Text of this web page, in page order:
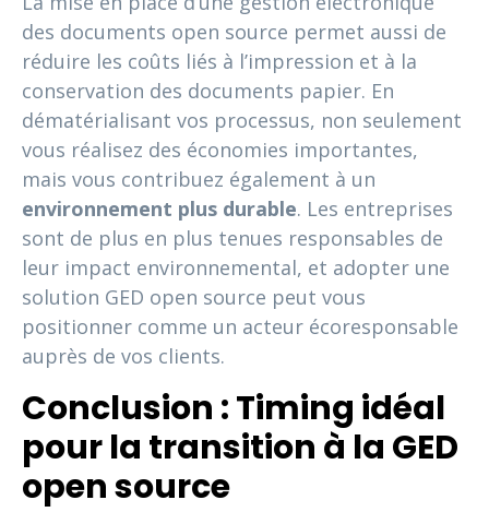
des documents open source permet aussi de
réduire les coûts liés à l’impression et à la
conservation des documents papier. En
dématérialisant vos processus, non seulement
vous réalisez des économies importantes,
mais vous contribuez également à un
environnement plus durable. Les entreprises
sont de plus en plus tenues responsables de
leur impact environnemental, et adopter une
solution GED open source peut vous
positionner comme un acteur écoresponsable
auprès de vos clients.
Conclusion : Timing idéal
pour la transition à la GED
open source